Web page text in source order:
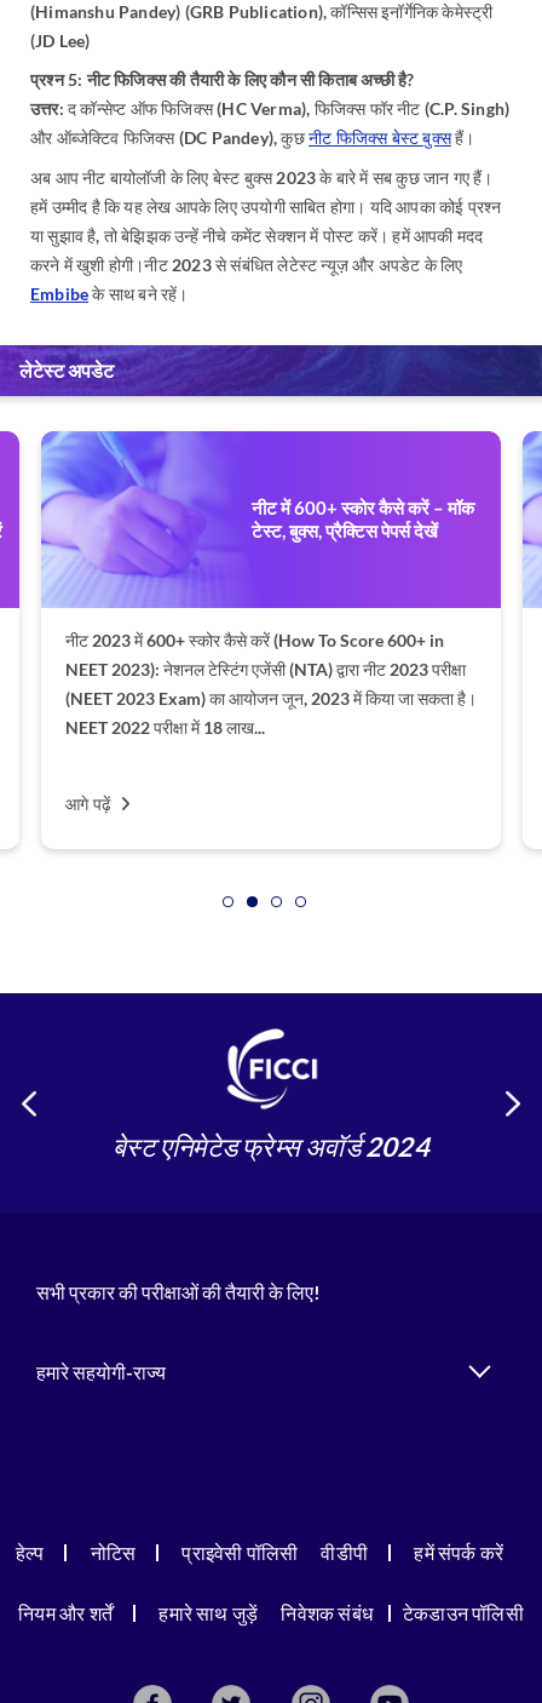
(Himanshu Pandey) (GRB Publication), कॉन्सिस इनॉर्गेनिक केमेस्ट्री
(JD Lee)
प्रश्न 5: नीट फिजिक्स की तैयारी के लिए कौन सी किताब अच्छी है?
उत्तर: द कॉन्सेप्ट ऑफ फिजिक्स (HC Verma), फिजिक्स फॉर नीट (C.P. Singh)
और ऑब्जेक्टिव फिजिक्स (DC Pandey), कुछनीट फिजिक्स बेस्ट बुक्सहैं।
अब आप नीट बायोलॉजी के लिए बेस्ट बुक्स 2023 के बारे में सब कुछ जान गए हैं।
हमें उम्मीद है कि यह लेख आपके लिए उपयोगी साबित होगा। यदि आपका कोई प्रश्न
या सुझाव है, तो बेझिझक उन्हें नीचे कमेंट सेक्शन में पोस्ट करें। हमें आपकी मदद
करने में खुशी होगी।नीट 2023 से संबंधित लेटेस्ट न्यूज़ और अपडेट के लिए
Embibeके साथ बने रहें।
लेटेस्ट अपडेट
नीट में 600+ स्कोर कैसे करें – मॉक
टेस्ट, बुक्स, प्रैक्टिस पेपर्स देखें
नीट 2023 में 600+ स्कोर कैसे करें (How To Score 600+ in
NEET 2023): नेशनल टेस्टिंग एजेंसी (NTA) द्वारा नीट 2023 परीक्षा
(NEET 2023 Exam) का आयोजन जून, 2023 में किया जा सकता है।
NEET 2022 परीक्षा में 18 लाख...
आगे पढ़ें
बेस्ट एनिमेटेड फ्रेम्स अवॉर्ड 2024
सभी प्रकार की परीक्षाओं की तैयारी के लिए!
हमारे सहयोगी-राज्य
हेल्प नोटिस प्राइवेसी पॉलिसी वीडीपी हमें संपर्क करें
नियम और शर्तें हमारे साथ जुड़ें निवेशक संबंध टेकडाउन पॉलिसी